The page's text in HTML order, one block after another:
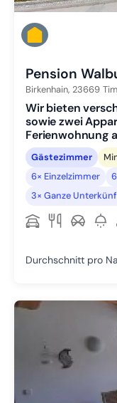
Pension
Birkenhain, 23669
Wir bieten
sowie zwei
Ferienwohnung
Gästezimmer
6× Einzelzimmer
3× Ganze
Durchschnitt pro